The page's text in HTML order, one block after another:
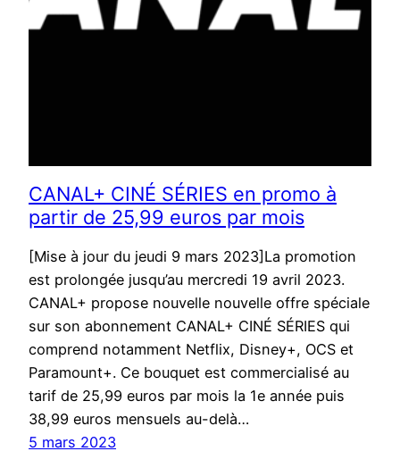
CANAL+ CINÉ SÉRIES en promo à
partir de 25,99 euros par mois
[Mise à jour du jeudi 9 mars 2023]La promotion
est prolongée jusqu’au mercredi 19 avril 2023.
CANAL+ propose nouvelle nouvelle offre spéciale
sur son abonnement CANAL+ CINÉ SÉRIES qui
comprend notamment Netflix, Disney+, OCS et
Paramount+. Ce bouquet est commercialisé au
tarif de 25,99 euros par mois la 1e année puis
38,99 euros mensuels au-delà…
5 mars 2023